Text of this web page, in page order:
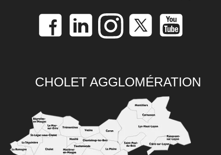
CHOLET AGGLOMÉRATION